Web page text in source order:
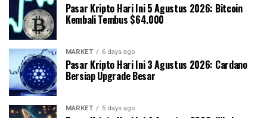
Pasar Kripto Hari Ini 5 Agustus 2026: Bitcoin
Kembali Tembus $64.000
MARKET 6 days ago
Pasar Kripto Hari Ini 3 Agustus 2026: Cardano
Bersiap Upgrade Besar
MARKET 5 days ago